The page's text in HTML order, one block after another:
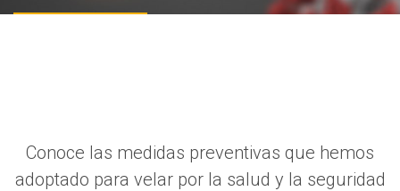
Conoce las medidas preventivas que hemos
adoptado para velar por la salud y la seguridad